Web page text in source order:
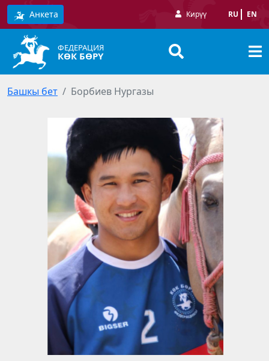
Анкета Кирүү RU EN
ФЕДЕРАЦИЯ
КӨК БӨРҮ
Башкы бет Борбиев Нургазы